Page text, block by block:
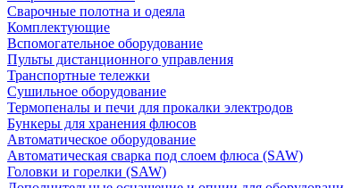
Сварочные полотна и одеяла
Комплектующие
Вспомогательное оборудование
Пульты дистанционного управления
Транспортные тележки
Сушильное оборудование
Термопеналы и печи для прокалки электродов
Бункеры для хранения флюсов
Автоматическое оборудование
Автоматическая сварка под слоем флюса (SAW)
Головки и горелки (SAW)